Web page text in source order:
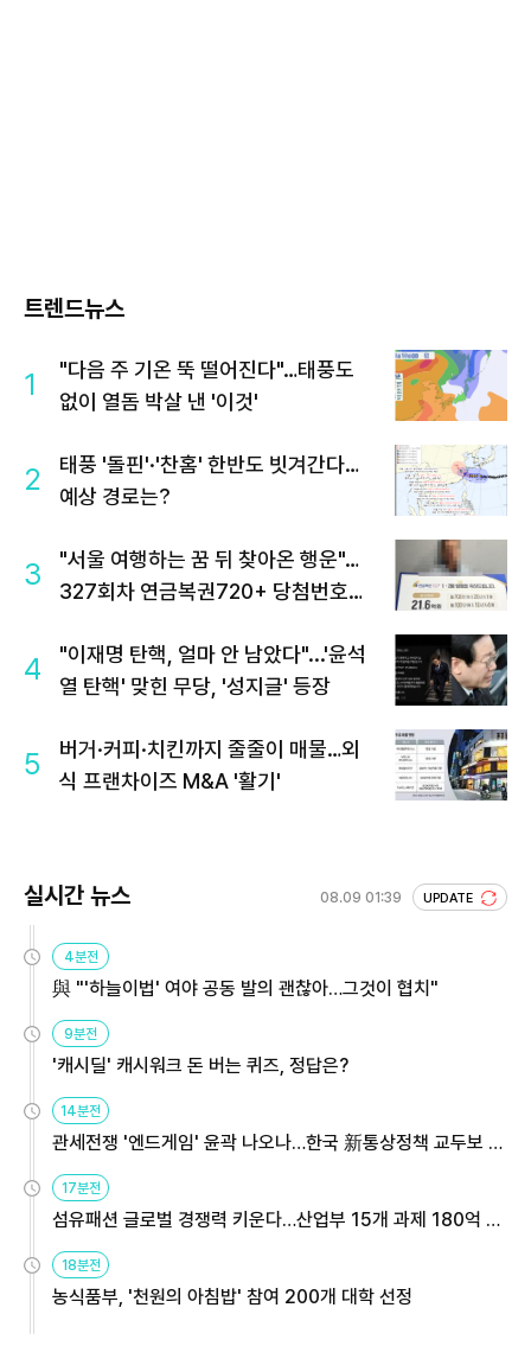
트렌드뉴스
1
"다음 주 기온 뚝 떨어진다"…태풍도
없이 열돔 박살 낸 '이것'
2
태풍 '돌핀'·'찬홈' 한반도 빗겨간다…
예상 경로는?
3
"서울 여행하는 꿈 뒤 찾아온 행운"…
327회차 연금복권720+ 당첨번호조
4
"이재명 탄핵, 얼마 안 남았다"...'윤석
열 탄핵' 맞힌 무당, '성지글' 등장
5
버거·커피·치킨까지 줄줄이 매물…외
식 프랜차이즈 M&A '활기'
실시간 뉴스 08.09 01:39 UPDATE
4분전
與 "'하늘이법' 여야 공동 발의 괜찮아…그것이 협치"
9분전
'캐시딜' 캐시워크 돈 버는 퀴즈, 정답은?
14분전
관세전쟁 '엔드게임' 윤곽 나오나…한국 新통상정책 교두보 활
17분전
섬유패션 글로벌 경쟁력 키운다…산업부 15개 과제 180억 지
18분전
농식품부, '천원의 아침밥' 참여 200개 대학 선정